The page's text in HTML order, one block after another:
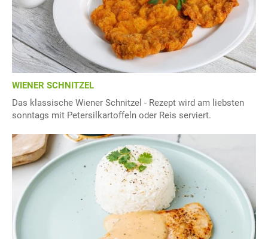
WIENER SCHNITZEL
Das klassische Wiener Schnitzel - Rezept wird am liebsten
sonntags mit Petersilkartoffeln oder Reis serviert.